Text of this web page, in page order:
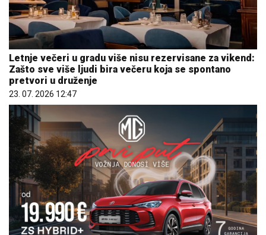
Letnje večeri u gradu više nisu rezervisane za vikend:
Zašto sve više ljudi bira večeru koja se spontano
pretvori u druženje
23. 07. 2026 12:47